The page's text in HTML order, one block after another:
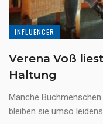
INFLUENCER
Verena Voß
Haltung
Manche
bleiben sie umso